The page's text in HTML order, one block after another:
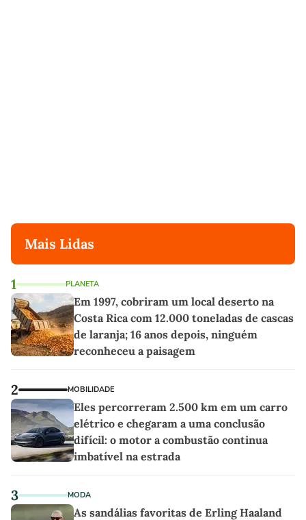
Mais Lidas
1 PLANETA
Em 1997, cobriram um local deserto na
Costa Rica com 12.000 toneladas de cascas
de laranja; 16 anos depois, ninguém
reconheceu a paisagem
2 MOBILIDADE
Eles percorreram 2.500 km em um carro
elétrico e chegaram a uma conclusão
difícil: o motor a combustão continua
imbatível na estrada
3 MODA
As sandálias favoritas de Erling Haaland